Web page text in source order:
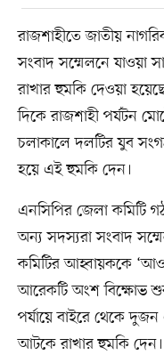
রাজশাহীতে জাতীয়
সংবাদ সম্মেলনে যাওয়া
রাখার হুমকি দেওয়া
দিকে রাজশাহী পর্যটন
চলাকালে দলটির যুব
হয়ে এই হুমকি দেন।
এনসিপির জেলা কমিটি
অন্য সদস্যরা সংবাদ
কমিটির আহ্বায়ককে
আরেকটি অংশ বিক্ষোভ
পর্যায়ে বাইরে থেকে
আটকে রাখার হুমকি দেন।